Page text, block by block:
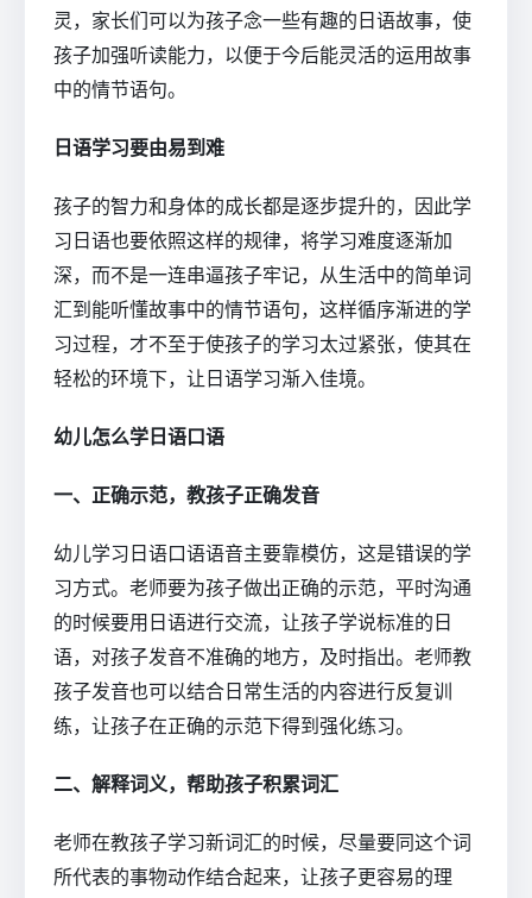
灵，家长们可以为孩子念一些有趣的日语故事，使
孩子加强听读能力，以便于今后能灵活的运用故事
中的情节语句。
日语学习要由易到难
孩子的智力和身体的成长都是逐步提升的，因此学
习日语也要依照这样的规律，将学习难度逐渐加
深，而不是一连串逼孩子牢记，从生活中的简单词
汇到能听懂故事中的情节语句，这样循序渐进的学
习过程，才不至于使孩子的学习太过紧张，使其在
轻松的环境下，让日语学习渐入佳境。
幼儿怎么学日语口语
一、正确示范，教孩子正确发音
幼儿学习日语口语语音主要靠模仿，这是错误的学
习方式。老师要为孩子做出正确的示范，平时沟通
的时候要用日语进行交流，让孩子学说标准的日
语，对孩子发音不准确的地方，及时指出。老师教
孩子发音也可以结合日常生活的内容进行反复训
练，让孩子在正确的示范下得到强化练习。
二、解释词义，帮助孩子积累词汇
老师在教孩子学习新词汇的时候，尽量要同这个词
所代表的事物动作结合起来，让孩子更容易的理